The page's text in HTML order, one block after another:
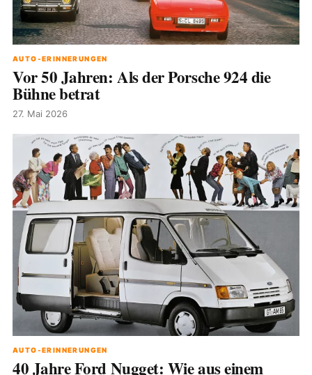
AUTO-ERINNERUNGEN
Vor 50 Jahren: Als der Porsche 924 die
Bühne betrat
27. Mai 2026
AUTO-ERINNERUNGEN
40 Jahre Ford Nugget: Wie aus einem